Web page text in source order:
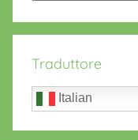
Traduttore
Italian